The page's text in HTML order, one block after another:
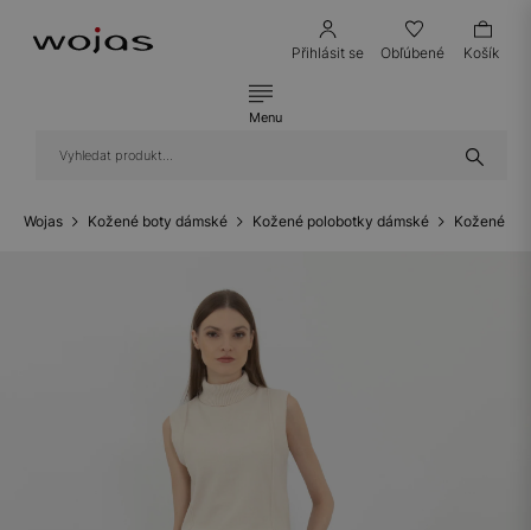
Přihlásit se Obľúbené Košík
Menu
Wojas Kožené boty dámské Kožené polobotky dámské Kožené